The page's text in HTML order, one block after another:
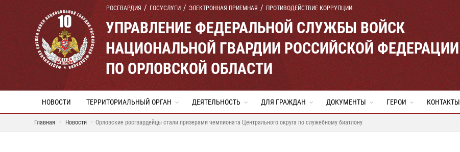
РОСГВАРДИЯ ГОСУСЛУГИ ЭЛЕКТРОННАЯ ПРИЕМНАЯ ПРОТИВОДЕЙСТВИЕ КОРРУПЦИИ
УПРАВЛЕНИЕ ФЕДЕРАЛЬНОЙ СЛУЖБЫ ВОЙСК
НАЦИОНАЛЬНОЙ ГВАРДИИ РОССИЙСКОЙ ФЕДЕРАЦИИ
ПО ОРЛОВСКОЙ ОБЛАСТИ
НОВОСТИ ТЕРРИТОРИАЛЬНЫЙ ОРГАН ДЕЯТЕЛЬНОСТЬ ДЛЯ ГРАЖДАН ДОКУМЕНТЫ ГЕРОИ КОНТАКТЫ
Главная Новости Орловские росгвардейцы стали призерами чемпионата Центрального округа по служебному биатлону